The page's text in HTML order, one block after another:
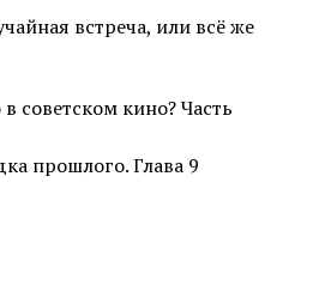
встреча, или всё же
советском кино? Часть
прошлого. Глава 9